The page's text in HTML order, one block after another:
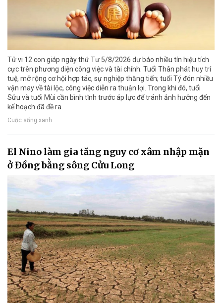
Tử vi 12 con giáp ngày thứ Tư 5/8/2026 dự báo nhiều tín hiệu tích
cực trên phương diện công việc và tài chính. Tuổi Thân phát huy trí
tuệ, mở rộng cơ hội hợp tác, sự nghiệp thăng tiến; tuổi Tý đón nhiều
vận may về tài lộc, công việc diễn ra thuận lợi. Trong khi đó, tuổi
Sửu và tuổi Mùi cần bình tĩnh trước áp lực để tránh ảnh hưởng đến
kế hoạch đã đề ra.
Cuộc sống xanh
El Nino làm gia tăng nguy cơ xâm nhập mặn
ở Đồng bằng sông Cửu Long